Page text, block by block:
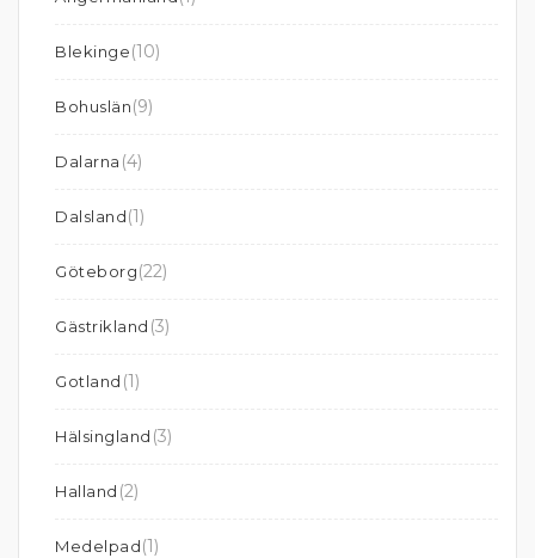
Blekinge(10)
Bohuslän(9)
Dalarna (4)
Dalsland(1)
Göteborg(22)
Gästrikland (3)
Gotland (1)
Hälsingland (3)
Halland (2)
Medelpad(1)